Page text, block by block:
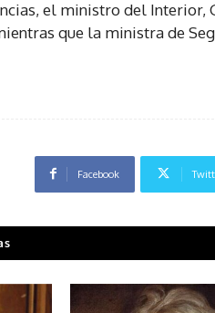
el ministro del
que la ministra de
Facebook